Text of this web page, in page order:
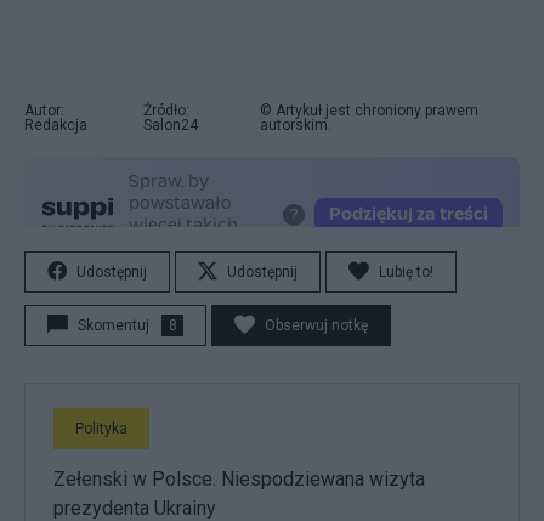
Autor:
Redakcja
Źródło:
Salon24
© Artykuł jest chroniony prawem
autorskim.
Udostępnij Udostępnij Lubię to!
Skomentuj 8 Obserwuj notkę
Polityka
Zełenski w Polsce. Niespodziewana wizyta
prezydenta Ukrainy